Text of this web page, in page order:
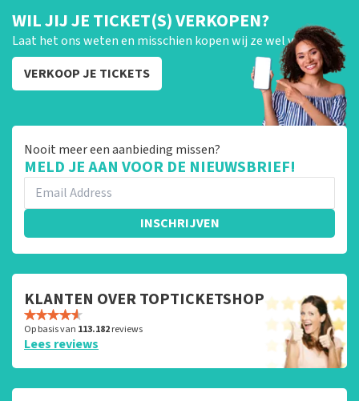
WIL JIJ JE TICKET(S) VERKOPEN?
Laat het ons weten en misschien kopen wij ze wel van je!
VERKOOP JE TICKETS
Nooit meer een aanbieding missen?
MELD JE AAN VOOR DE NIEUWSBRIEF!
INSCHRIJVEN
KLANTEN OVER TOPTICKETSHOP
Op basis van 113.182reviews
Lees reviews